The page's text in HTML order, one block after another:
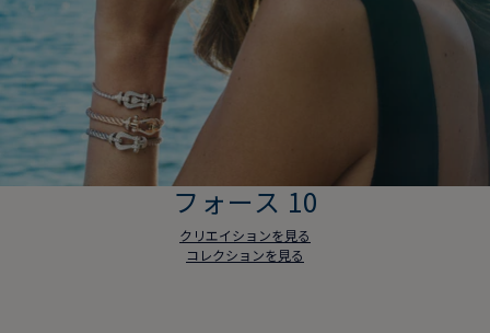
フォース 10
クリエイションを見る
コレクションを見る